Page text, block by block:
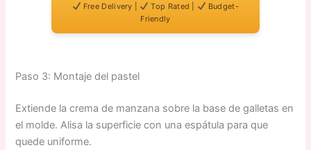
Free Delivery | Top Rated |
Budget-
Friendly
Paso 3: Montaje del pastel
Extiende la crema de manzana sobre la base de galletas en
el molde. Alisa la superficie con una espátula para que
quede uniforme.